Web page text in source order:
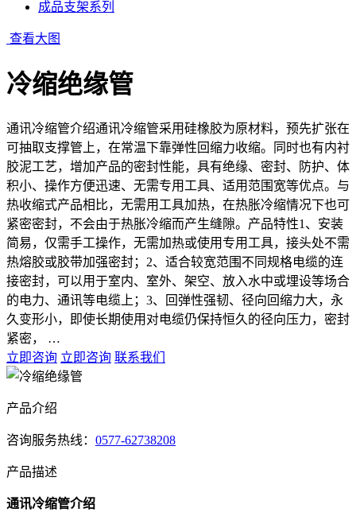
成品支架系列
查看大图
冷缩绝缘管
通讯冷缩管介绍通讯冷缩管采用硅橡胶为原材料，预先扩张在
可抽取支撑管上，在常温下靠弹性回缩力收缩。同时也有内衬
胶泥工艺，增加产品的密封性能，具有绝缘、密封、防护、体
积小、操作方便迅速、无需专用工具、适用范围宽等优点。与
热收缩式产品相比，无需用工具加热，在热胀冷缩情况下也可
紧密密封，不会由于热胀冷缩而产生缝隙。产品特性1、安装
简易，仅需手工操作，无需加热或使用专用工具，接头处不需
热熔胶或胶带加强密封；2、适合较宽范围不同规格电缆的连
接密封，可以用于室内、室外、架空、放入水中或埋设等场合
的电力、通讯等电缆上；3、回弹性强韧、径向回缩力大，永
久变形小，即使长期使用对电缆仍保持恒久的径向压力，密封
紧密， …
立即咨询 立即咨询 联系我们
产品介绍
咨询服务热线： 0577-62738208
产品描述
通讯冷缩管介绍